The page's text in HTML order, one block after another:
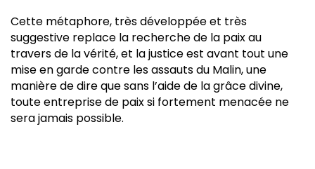
Cette métaphore, très développée et très
suggestive replace la recherche de la paix au
travers de la vérité, et la justice est avant tout une
mise en garde contre les assauts du Malin, une
manière de dire que sans l’aide de la grâce divine,
toute entreprise de paix si fortement menacée ne
sera jamais possible.